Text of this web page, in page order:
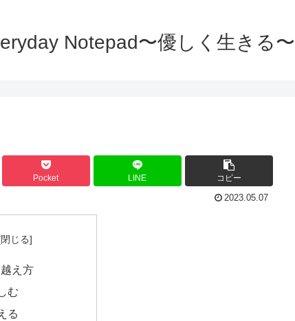
Notepad〜優しく生きる〜
Pocket LINE コピー
2023.05.07
え方
む
る